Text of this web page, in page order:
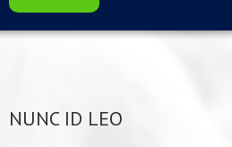
NUNC ID LEO